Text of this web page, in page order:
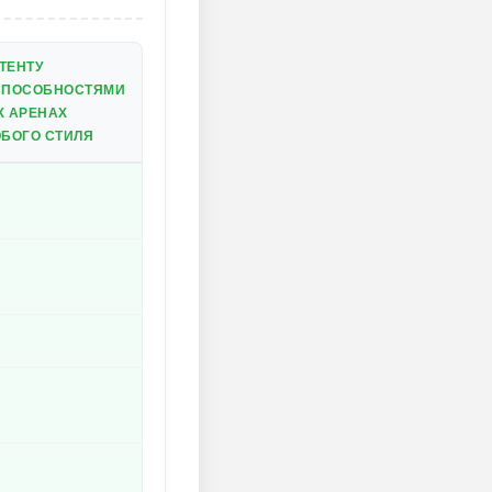
АРЕНАХ
СТИЛЯ